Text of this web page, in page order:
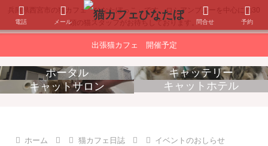
兵庫県西宮市の猫カフェ「ひなたぼっこ」です。ロシアンブルーを中心に約30
頭の猫スタッフがお待ちしております。
出張猫カフェ 開催予定
ポータル
キャッテリー
キャットサロン
キャットホテル
ホーム 猫カフェ日誌 イベントのおしらせ
電話 メール 問合せ 予約